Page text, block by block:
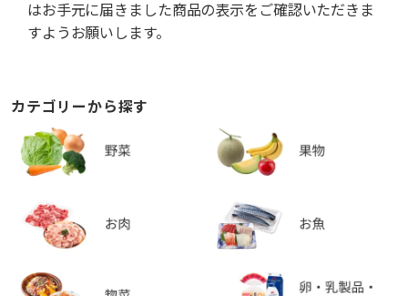
はお手元に届きました商品の表示をご確認いただきま
すようお願いします。
カテゴリーから探す